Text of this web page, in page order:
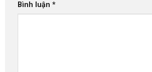
Bình luận *